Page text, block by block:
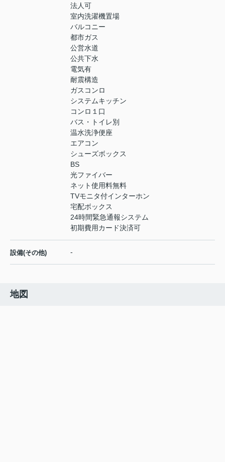
法人可
室内洗濯機置場
バルコニー
都市ガス
公営水道
公共下水
電気有
耐震構造
ガスコンロ
システムキッチン
コンロ１口
バス・トイレ別
温水洗浄便座
エアコン
シューズボックス
BS
光ファイバー
ネット使用料無料
TVモニタ付インターホン
宅配ボックス
24時間緊急通報システム
初期費用カード決済可
設備(その他) -
地図